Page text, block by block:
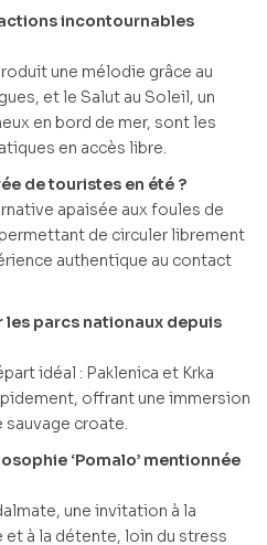
incontournables
une mélodie grâce au
et le Salut au Soleil, un
en bord de mer, sont les
en accès libre.
de touristes en été ?
apaisée aux foules de
de circuler librement
authentique au contact
parcs nationaux depuis
idéal : Paklenica et Krka
offrant une immersion
sauvage croate.
‘Pomalo’ mentionnée
une invitation à la
et à la détente, loin du stress